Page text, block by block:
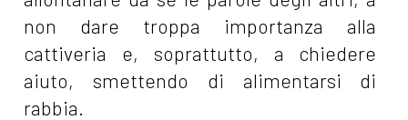
non dare troppa importanza alla
cattiveria e, soprattutto, a chiedere
aiuto, smettendo di alimentarsi di
rabbia.